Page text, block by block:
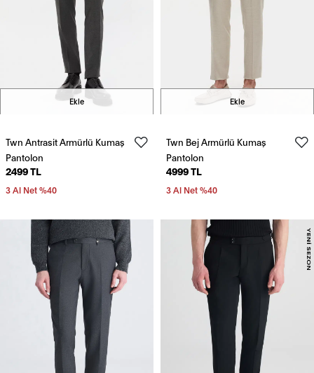
Ekle
Twn Antrasit Armürlü Kumaş
Pantolon
2499 TL
3 Al Net %40
Ekle
Twn Bej Armürlü Kumaş
Pantolon
4999 TL
3 Al Net %40